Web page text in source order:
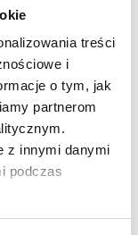
treści
i
o tym, jak
partnerom
z innymi danymi
podczas